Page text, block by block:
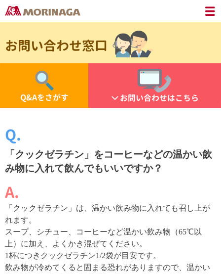
お問い合わせ窓口
Q&Aをさがす お問い合わせはこちら
「クックゼラチン」をコーヒーなどの温かい飲
み物に入れて飲んでもいいですか？
「クックゼラチン」は、温かい飲み物に入れても召し上が
れます。
スープ、シチュー、コーヒーなど温かい飲み物（65℃以
上）に加え、よくかき混ぜてください。
1杯につきクックゼラチン1/2袋が目安です。
飲み物が冷めてくると固まる恐れがありますので、温かい